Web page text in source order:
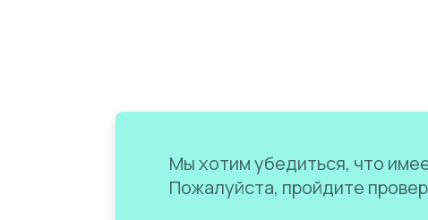
Мы хотим убедиться, что
Пожалуйста, пройдите